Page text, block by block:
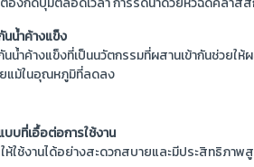
น้ำค้างแข็ง
นน้ำค้างแข็งที่เป็นนวัตกรรมที่ผสานเข้ากันช่วยใ
ยแม้ในอุณหภูมิที่ลดลง
บที่เอื้อต่อการใช้งาน
ห้ใช้งานได้อย่างสะดวกสบายและมีประสิทธิภาพ